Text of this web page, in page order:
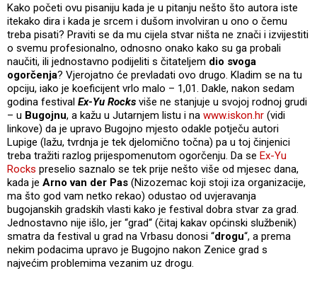
Kako početi ovu pisaniju kada je u pitanju nešto što autora iste
itekako dira i kada je srcem i dušom involviran u ono o čemu
treba pisati? Praviti se da mu cijela stvar ništa ne znači i izvijestiti
o svemu profesionalno, odnosno onako kako su ga probali
naučiti, ili jednostavno podijeliti s čitateljem dio svoga
ogorčenja? Vjerojatno će prevladati ovo drugo. Kladim se na tu
opciju, iako je koeficijent vrlo malo – 1,01. Dakle, nakon sedam
godina festival Ex-Yu Rocks više ne stanjuje u svojoj rodnoj grudi
– u Bugojnu, a kažu u Jutarnjem listu i na www.iskon.hr (vidi
linkove) da je upravo Bugojno mjesto odakle potječu autori
Lupige (lažu, tvrdnja je tek djelomično točna) pa u toj činjenici
treba tražiti razlog prijespomenutom ogorčenju. Da se Ex-Yu
Rocks preselio saznalo se tek prije nešto više od mjesec dana,
kada je Arno van der Pas (Nizozemac koji stoji iza organizacije,
ma što god vam netko rekao) odustao od uvjeravanja
bugojanskih gradskih vlasti kako je festival dobra stvar za grad.
Jednostavno nije išlo, jer “grad“ (čitaj kakav općinski službenik)
smatra da festival u grad na Vrbasu donosi “drogu“, a prema
nekim podacima upravo je Bugojno nakon Zenice grad s
najvećim problemima vezanim uz drogu.